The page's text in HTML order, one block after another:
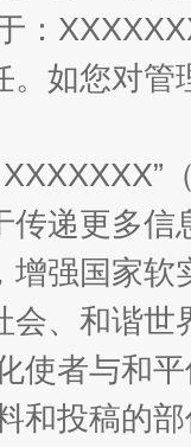
除
：
。如您对
传递更多
增强国家
会、和谐
使者与和
和投稿的